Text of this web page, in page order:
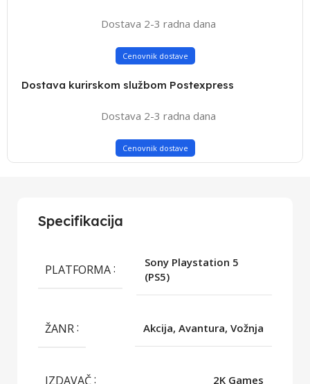
Dostava 2-3 radna dana
Cenovnik dostave
Dostava kurirskom službom Postexpress
Dostava 2-3 radna dana
Cenovnik dostave
Specifikacija
PLATFORMA
Sony Playstation 5
(PS5)
ŽANR Akcija, Avantura, Vožnja
IZDAVAČ 2K Games